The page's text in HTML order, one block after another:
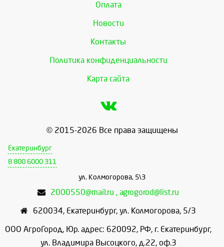
Оплата
Новости
Контакты
Политика конфиденциальности
Карта сайта
© 2015-2026 Все права защищены
Екатеринбург
8 800 6000 311
ул. Колмогорова, 5\3
2000550@mail.ru , agrogorod@list.ru
620034, Екатеринбург, ул. Колмогорова, 5/3
ООО АгроГород, Юр. адрес: 620092, РФ, г. Екатеринбург,
ул. Владимира Высоцкого, д.22, оф.3